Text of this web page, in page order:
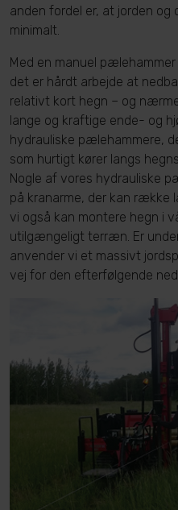
anden fordel er, at jorden og
minimalt.
Med en manuel
det er hårdt arbejde at
relativt kort hegn – og
lange og kraftige ende- og
hydrauliske pælehammere,
som hurtigt kører langs
Nogle af vores hydrauliske
på kranarme, der kan række
vi også kan montere hegn i
utilgængeligt terræn. Er
anvender vi et massivt
vej for den efterfølgende